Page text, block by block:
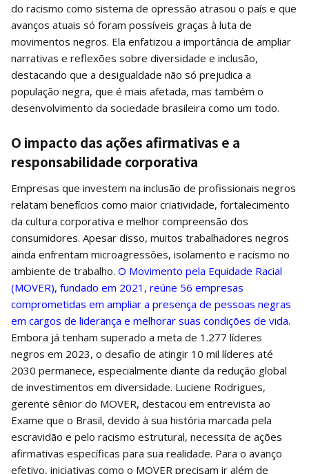
do racismo como sistema de opressão atrasou o país e que
avanços atuais só foram possíveis graças à luta de
movimentos negros. Ela enfatizou a importância de ampliar
narrativas e reflexões sobre diversidade e inclusão,
destacando que a desigualdade não só prejudica a
população negra, que é mais afetada, mas também o
desenvolvimento da sociedade brasileira como um todo.
O impacto das ações afirmativas e a
responsabilidade corporativa
Empresas que investem na inclusão de profissionais negros
relatam benefícios como maior criatividade, fortalecimento
da cultura corporativa e melhor compreensão dos
consumidores. Apesar disso, muitos trabalhadores negros
ainda enfrentam microagressões, isolamento e racismo no
ambiente de trabalho. O Movimento pela Equidade Racial
(MOVER), fundado em 2021, reúne 56 empresas
comprometidas em ampliar a presença de pessoas negras
em cargos de liderança e melhorar suas condições de vida.
Embora já tenham superado a meta de 1.277 líderes
negros em 2023, o desafio de atingir 10 mil líderes até
2030 permanece, especialmente diante da redução global
de investimentos em diversidade. Luciene Rodrigues,
gerente sênior do MOVER, destacou em entrevista ao
Exame que o Brasil, devido à sua história marcada pela
escravidão e pelo racismo estrutural, necessita de ações
afirmativas específicas para sua realidade. Para o avanço
efetivo, iniciativas como o MOVER precisam ir além de